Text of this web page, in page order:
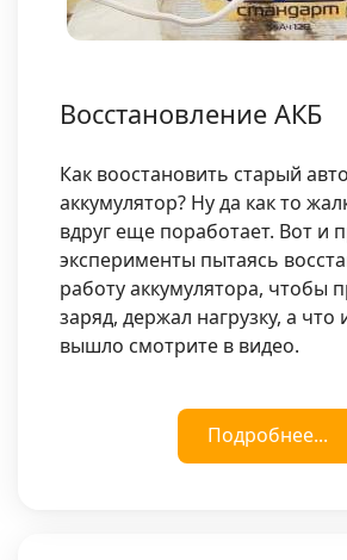
Восстановление АКБ
Как воостановить старый
аккумулятор? Ну да как то
вдруг еще поработает. Вот и
эксперименты пытаясь
работу аккумулятора, чтобы
заряд, держал нагрузку, а что
вышло смотрите в видео.
Подробнее...